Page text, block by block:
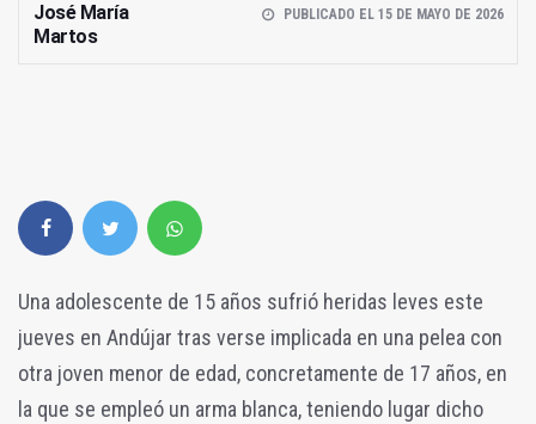
José María
Martos
PUBLICADO EL 15 DE MAYO DE 2026
Una adolescente de 15 años sufrió heridas leves este
jueves en Andújar tras verse implicada en una pelea con
otra joven menor de edad, concretamente de 17 años, en
la que se empleó un arma blanca, teniendo lugar dicho